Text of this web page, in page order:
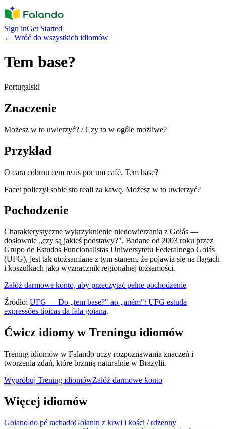
Sign inGet Started
← Wróć do wszystkich idiomów
Tem base?
Portugalski
Znaczenie
Możesz w to uwierzyć? / Czy to w ogóle możliwe?
Przykład
O cara cobrou cem reais por um café. Tem base?
Facet policzył sobie sto reali za kawę. Możesz w to uwierzyć?
Pochodzenie
Charakterystyczne wykrzyknienie niedowierzania z Goiás —
dosłownie „czy są jakieś podstawy?". Badane od 2003 roku przez
Grupo de Estudos Funcionalistas Uniwersytetu Federalnego Goiás
(UFG), jest tak utożsamiane z tym stanem, że pojawia się na flagach
i koszulkach jako wyznacznik regionalnej tożsamości.
Załóż darmowe konto, aby przeczytać pełne pochodzenie
Źródło: UFG — Do „tem base?" ao „aném": UFG estuda
expressões típicas da fala goiana.
Ćwicz idiomy w Treningu idiomów
Trening idiomów w Falando uczy rozpoznawania znaczeń i
tworzenia zdań, które brzmią naturalnie w Brazylii.
Wypróbuj Trening idiomówZałóż darmowe konto
Więcej idiomów
Goiano do pé rachadoGoianin z krwi i kości / rdzenny